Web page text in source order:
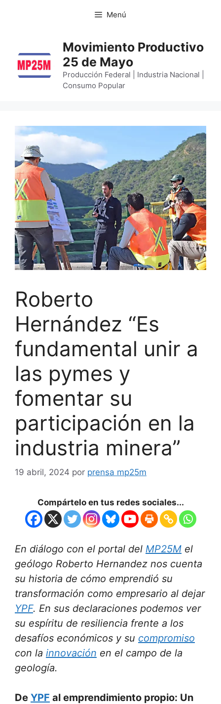
Menú
Movimiento Productivo
25 de Mayo
Producción Federal | Industria Nacional |
Consumo Popular
Roberto
Hernández “Es
fundamental unir a
las pymes y
fomentar su
participación en la
industria minera”
19 abril, 2024 por prensa mp25m
Compártelo en tus redes sociales...
En diálogo con el portal del MP25M el
geólogo Roberto Hernandez nos cuenta
su historia de cómo emprendió su
transformación como empresario al dejar
YPF. En sus declaraciones podemos ver
su espíritu de resiliencia frente a los
desafíos económicos y su compromiso
con la innovación en el campo de la
geología.
De YPF al emprendimiento propio: Un